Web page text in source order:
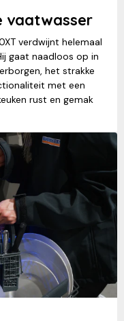
vaatwasser
verdwijnt helemaal
gaat naadloos op in
het strakke
met een
rust en gemak